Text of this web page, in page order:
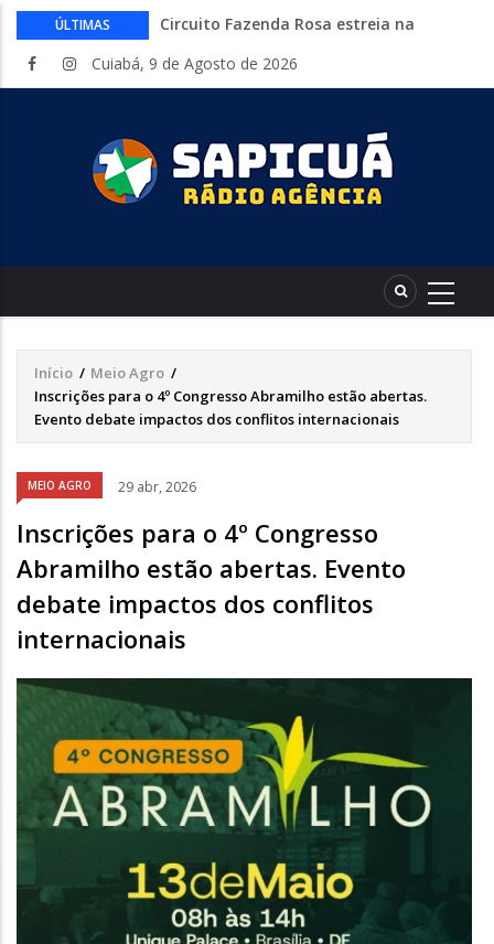
ÚLTIMAS
Circuito Fazenda Rosa estreia na
atividades do agronegócio
sexta-feira
Começa nesta sexta-feira em Cuiabá o
Mato Grosso AgroFestival, com rodeio e
crimes digitais contra menores
CAIXA e iFood facilitam financiamento
entregadores
Cuiabá, 9 de Agosto de 2026
Trilha
de
Início / Meio Agro /
Inscrições para o 4º Congresso Abramilho estão abertas.
Evento debate impactos dos conflitos internacionais
MEIO AGRO 29 abr, 2026
Inscrições para o 4º Congresso
Abramilho estão abertas. Evento
debate impactos dos conflitos
internacionais
Áudio